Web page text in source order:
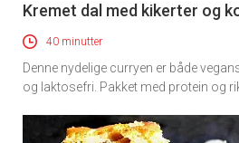
Kremet dal med kikerter og
40 minutter
Denne nydelige curryen er både
og laktosefri. Pakket med protein og